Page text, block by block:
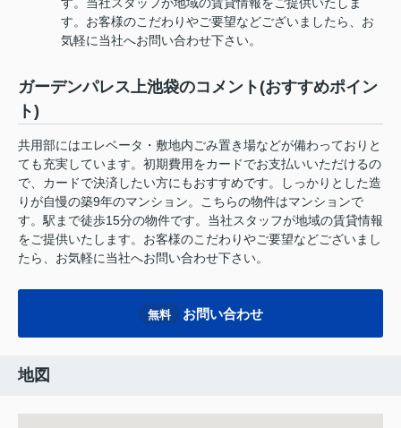
す。お客様のこだわりやご要望などございましたら、お
気軽に当社へお問い合わせ下さい。
ガーデンパレス上池袋のコメント(おすすめポイン
ト)
共用部にはエレベータ・敷地内ごみ置き場などが備わっておりと
ても充実しています。初期費用をカードでお支払いいただけるの
で、カードで決済したい方にもおすすめです。しっかりとした造
りが自慢の築9年のマンション。こちらの物件はマンションで
す。駅まで徒歩15分の物件です。当社スタッフが地域の賃貸情報
をご提供いたします。お客様のこだわりやご要望などございまし
たら、お気軽に当社へお問い合わせ下さい。
無料 お問い合わせ
地図